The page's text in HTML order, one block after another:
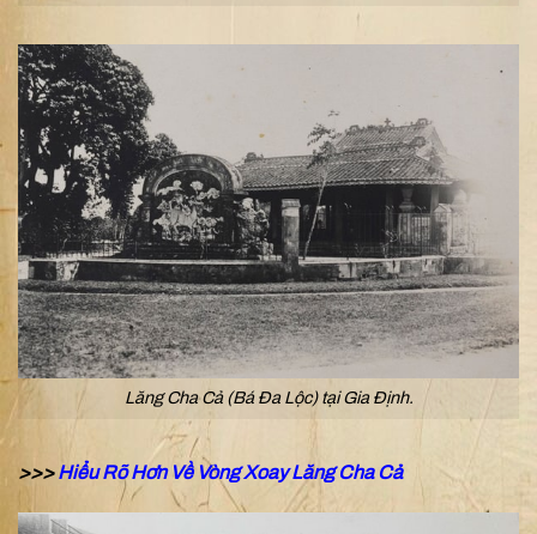
Lăng Cha Cả (Bá Đa Lộc) tại Gia Định.
>>>Hiểu Rõ Hơn Về Vòng Xoay Lăng Cha Cả